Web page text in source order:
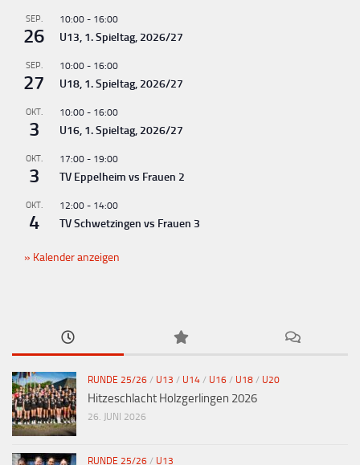
u
n
g
-
N
a
v
i
g
a
t
SEP.
26
10:00 - 16:00
U13, 1. Spieltag, 2026/27
SEP.
27
10:00 - 16:00
U18, 1. Spieltag, 2026/27
OKT.
3
10:00 - 16:00
U16, 1. Spieltag, 2026/27
OKT.
3
17:00 - 19:00
TV Eppelheim vs Frauen 2
OKT.
4
12:00 - 14:00
TV Schwetzingen vs Frauen 3
Kalender anzeigen
RUNDE 25/26 / U13 / U14 / U16 / U18 / U20
Hitzeschlacht Holzgerlingen 2026
26. JUNI 2026
RUNDE 25/26 / U13